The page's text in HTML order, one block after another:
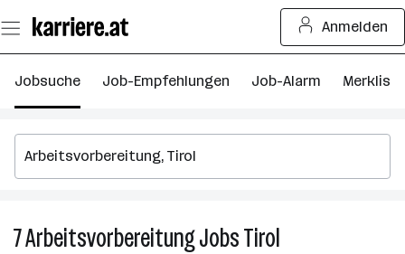
Seiteninhalt
springen
Anmelden
Jobsuche Job-Empfehlungen Job-Alarm Merkliste
7ArbeitsvorbereitungJobsTirol